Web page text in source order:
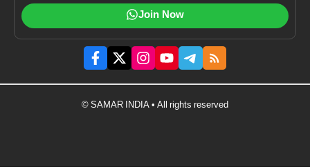
Join Now
© SAMAR INDIA • All rights reserved